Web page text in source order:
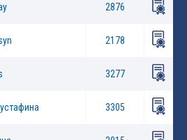
2876
2178
3277
3305